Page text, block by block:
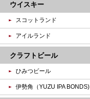
ウイスキー
スコットランド
アイルランド
クラフトビール
ひみつビール
伊勢角（YUZU IPA BONDS)